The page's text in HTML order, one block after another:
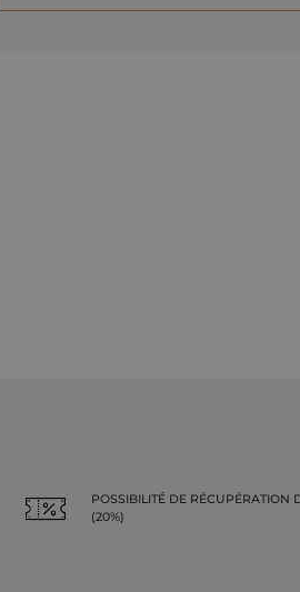
POSSIBILITÉ DE RÉCUPÉRATION
(20%)